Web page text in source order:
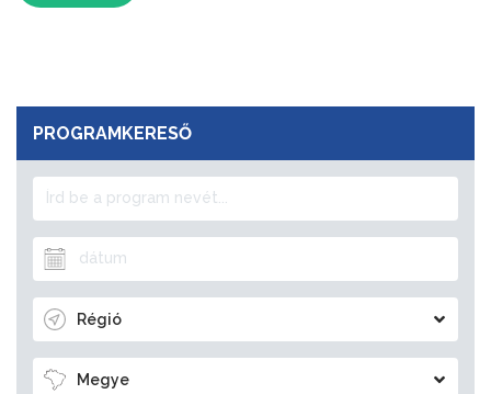
PROGRAMKERESŐ
Régió
Megye